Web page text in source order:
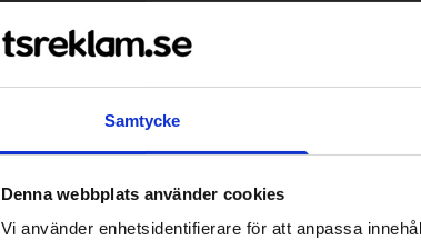
Samtycke
Denna webbplats använder cookies
Vi använder enhetsidentifierare för att anpassa
Kontakta oss här för att få
Det går också